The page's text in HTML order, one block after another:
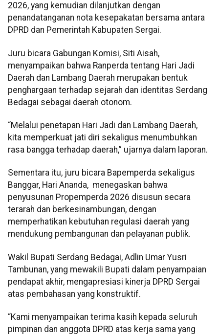
2026, yang kemudian dilanjutkan dengan
penandatanganan nota kesepakatan bersama antara
DPRD dan Pemerintah Kabupaten Sergai.
Juru bicara Gabungan Komisi, Siti Aisah,
menyampaikan bahwa Ranperda tentang Hari Jadi
Daerah dan Lambang Daerah merupakan bentuk
penghargaan terhadap sejarah dan identitas Serdang
Bedagai sebagai daerah otonom.
“Melalui penetapan Hari Jadi dan Lambang Daerah,
kita memperkuat jati diri sekaligus menumbuhkan
rasa bangga terhadap daerah,” ujarnya dalam laporan.
Sementara itu, juru bicara Bapemperda sekaligus
Banggar, Hari Ananda, menegaskan bahwa
penyusunan Propemperda 2026 disusun secara
terarah dan berkesinambungan, dengan
memperhatikan kebutuhan regulasi daerah yang
mendukung pembangunan dan pelayanan publik.
Wakil Bupati Serdang Bedagai, Adlin Umar Yusri
Tambunan, yang mewakili Bupati dalam penyampaian
pendapat akhir, mengapresiasi kinerja DPRD Sergai
atas pembahasan yang konstruktif.
“Kami menyampaikan terima kasih kepada seluruh
pimpinan dan anggota DPRD atas kerja sama yang